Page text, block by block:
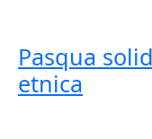
Pasqua
etnica